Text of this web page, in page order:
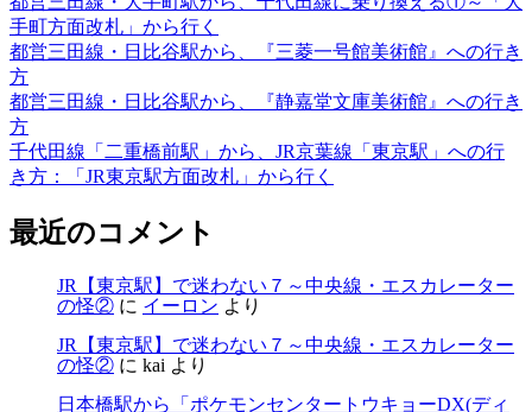
手町方面改札」から行く
都営三田線・日比谷駅から、『三菱一号館美術館』への行き
方
都営三田線・日比谷駅から、『静嘉堂文庫美術館』への行き
方
千代田線「二重橋前駅」から、JR京葉線「東京駅」への行
き方：「JR東京駅方面改札」から行く
最近のコメント
JR【東京駅】で迷わない７～中央線・エスカレーター
の怪② に イーロン より
JR【東京駅】で迷わない７～中央線・エスカレーター
の怪② に kai より
日本橋駅から「ポケモンセンタートウキョーDX(ディ